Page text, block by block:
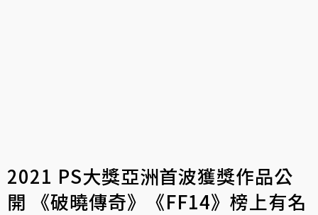
2021 PS大獎亞洲首波獲獎作品公
開 《破曉傳奇》《FF14》榜上有名